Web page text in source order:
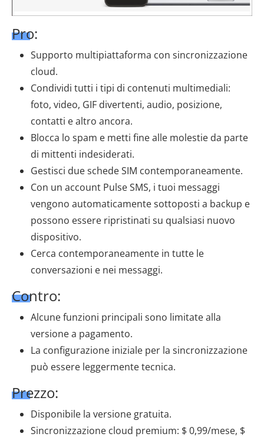
Pro:
Supporto multipiattaforma con sincronizzazione
cloud.
Condividi tutti i tipi di contenuti multimediali:
foto, video, GIF divertenti, audio, posizione,
contatti e altro ancora.
Blocca lo spam e metti fine alle molestie da parte
di mittenti indesiderati.
Gestisci due schede SIM contemporaneamente.
Con un account Pulse SMS, i tuoi messaggi
vengono automaticamente sottoposti a backup e
possono essere ripristinati su qualsiasi nuovo
dispositivo.
Cerca contemporaneamente in tutte le
conversazioni e nei messaggi.
Contro:
Alcune funzioni principali sono limitate alla
versione a pagamento.
La configurazione iniziale per la sincronizzazione
può essere leggermente tecnica.
Prezzo:
Disponibile la versione gratuita.
Sincronizzazione cloud premium: $ 0,99/mese, $